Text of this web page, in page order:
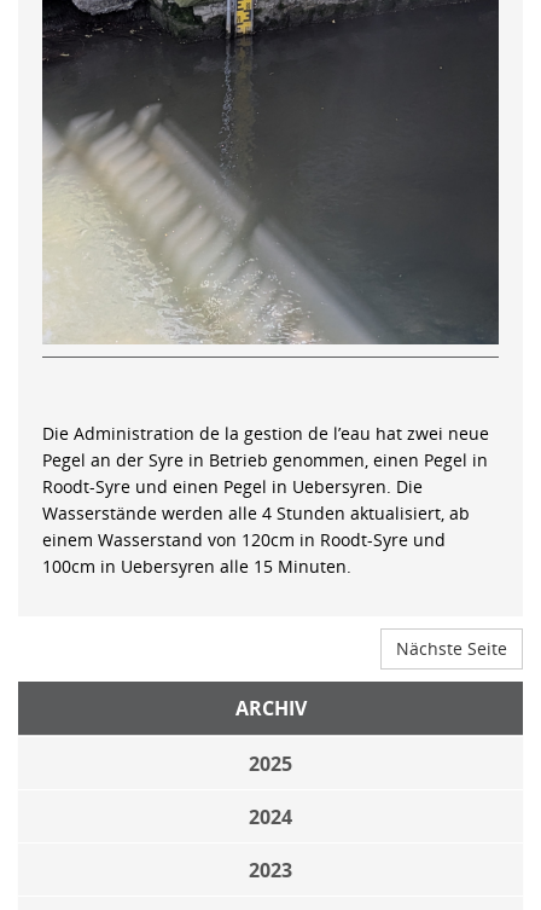
Die Administration de la gestion de l’eau hat zwei neue
Pegel an der Syre in Betrieb genommen, einen Pegel in
Roodt-Syre und einen Pegel in Uebersyren. Die
Wasserstände werden alle 4 Stunden aktualisiert, ab
einem Wasserstand von 120cm in Roodt-Syre und
100cm in Uebersyren alle 15 Minuten.
Nächste Seite
ARCHIV
2025
2024
2023